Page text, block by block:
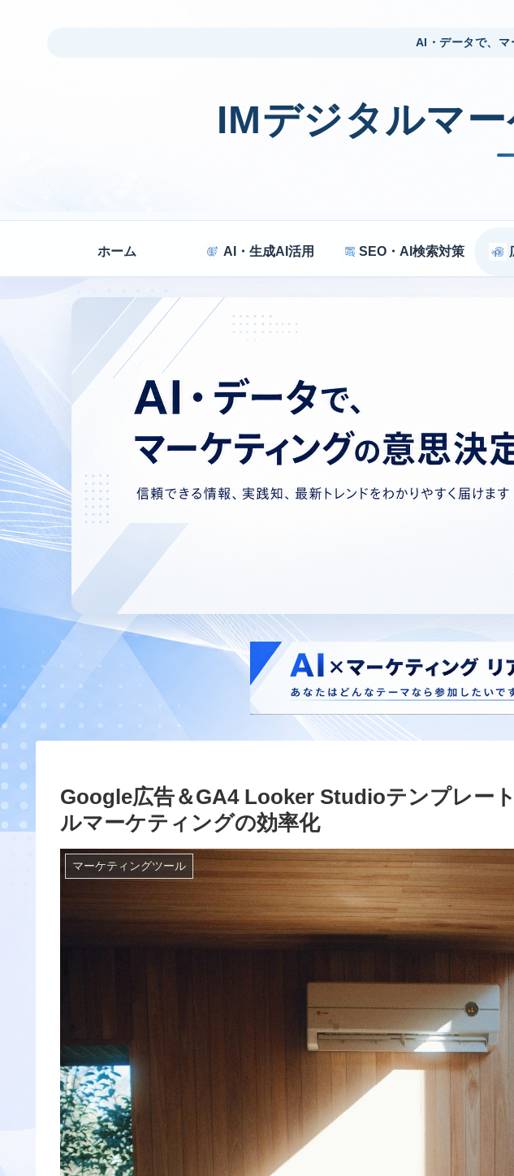
AI・データで、
IMデジタルマ
ホーム AI・生成AI活用 SEO・AI検索対策
Google広告＆GA4 Looker Studioテンプレー
ルマーケティングの効率化
マーケティングツール